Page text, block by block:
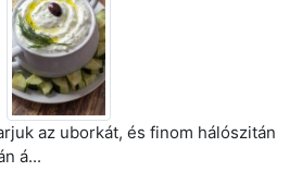
az uborkát, és finom hálószitán
á...